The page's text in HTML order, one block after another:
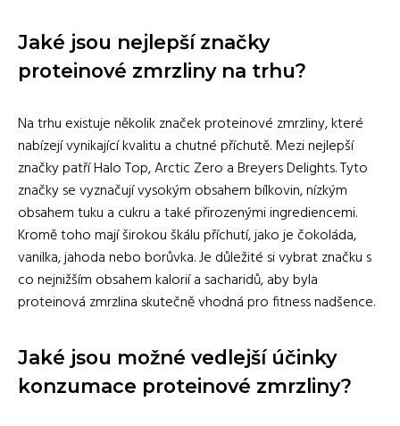
Jaké jsou nejlepší značky
proteinové zmrzliny na trhu?
Na trhu existuje několik značek proteinové zmrzliny, které
nabízejí vynikající kvalitu a chutné příchutě. Mezi nejlepší
značky patří Halo Top, Arctic Zero a Breyers Delights. Tyto
značky se vyznačují vysokým obsahem bílkovin, nízkým
obsahem tuku a cukru a také přirozenými ingrediencemi.
Kromě toho mají širokou škálu příchutí, jako je čokoláda,
vanilka, jahoda nebo borůvka. Je důležité si vybrat značku s
co nejnižším obsahem kalorií a sacharidů, aby byla
proteinová zmrzlina skutečně vhodná pro fitness nadšence.
Jaké jsou možné vedlejší účinky
konzumace proteinové zmrzliny?